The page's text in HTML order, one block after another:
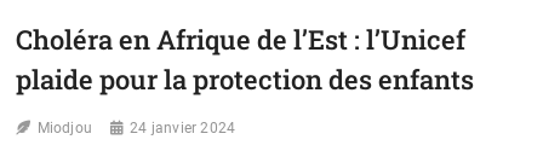
DE
COMMUNAUTAIRE
BÉNIN
Choléra en Afrique de l’Est : l’Unicef
plaide pour la protection des enfants
Miodjou 24 janvier 2024